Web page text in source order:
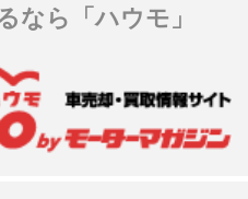
なら「ハウモ」